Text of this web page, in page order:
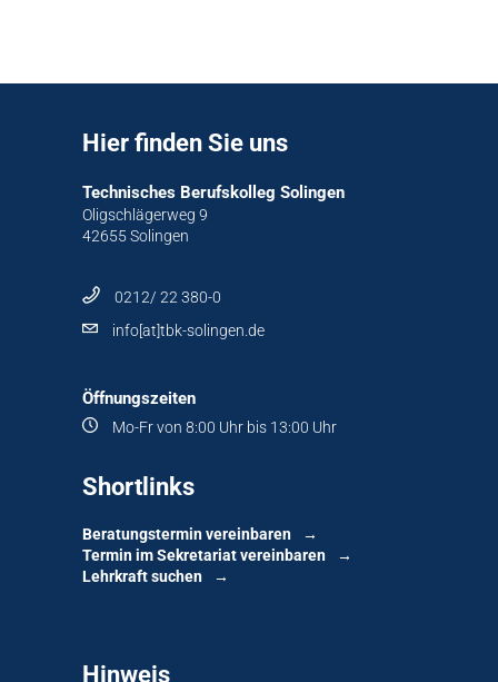
Hier finden Sie uns
Technisches Berufskolleg Solingen
Oligschlägerweg 9
42655 Solingen
0212/ 22 380-0
info[at]tbk-solingen.de
Öffnungszeiten
Mo-Fr von 8:00 Uhr bis 13:00 Uhr
Shortlinks
Beratungstermin vereinbaren
Termin im Sekretariat vereinbaren
Lehrkraft suchen
Hinweis